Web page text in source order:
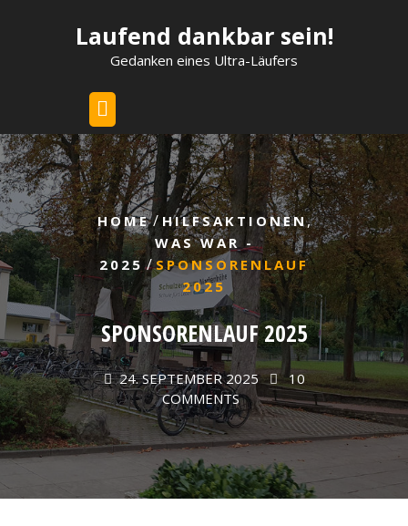
Laufend dankbar sein!
Gedanken eines Ultra-Läufers
HOME/ HILFSAKTIONEN,
WAS WAR -
2025 /SPONSORENLAUF
2025
SPONSORENLAUF 2025
24. SEPTEMBER 2025
10
COMMENTS